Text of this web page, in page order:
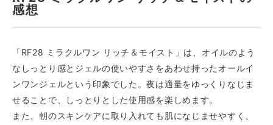
感想
「RF28 ミラクルワン リッチ＆モイスト」は、オイルのよう
なしっとり感とジェルの使いやすさをあわせ持ったオールイ
ンワンジェルという印象でした。夜は適量をゆっくりなじま
せることで、しっとりとした使用感を楽しめます。
また、朝のスキンケアに取り入れても肌になじませやすく、